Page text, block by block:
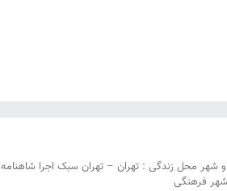
: سیاوُش مرادی سال تولد : ۱۳۷۲ سال شروع فعالیت : ۱۳۸۹ استان و شهر محل زندگی : تهران